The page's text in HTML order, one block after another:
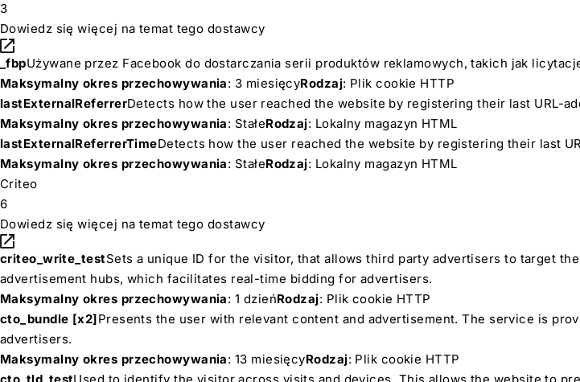
3
Dowiedz się więcej na temat tego dostawcy
_fbpUżywane przez Facebook do dostarczania serii produktów reklamowych, takich jak
Maksymalny okres przechowywania: 3 miesięcyRodzaj: Plik cookie HTTP
lastExternalReferrerDetects how the user reached the website by registering their last URL-
Maksymalny okres przechowywania: StałeRodzaj: Lokalny magazyn HTML
lastExternalReferrerTimeDetects how the user reached the website by registering their last
Maksymalny okres przechowywania: StałeRodzaj: Lokalny magazyn HTML
Criteo
6
Dowiedz się więcej na temat tego dostawcy
criteo_write_testSets a unique ID for the visitor, that allows third party advertisers to target
advertisement hubs, which facilitates real-time bidding for advertisers.
Maksymalny okres przechowywania: 1 dzieńRodzaj: Plik cookie HTTP
cto_bundle [x2]Presents the user with relevant content and advertisement. The service is
advertisers.
Maksymalny okres przechowywania: 13 miesięcyRodzaj: Plik cookie HTTP